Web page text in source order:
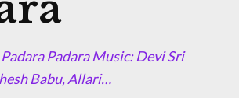
Padara Music: Devi Sri
Babu, Allari…